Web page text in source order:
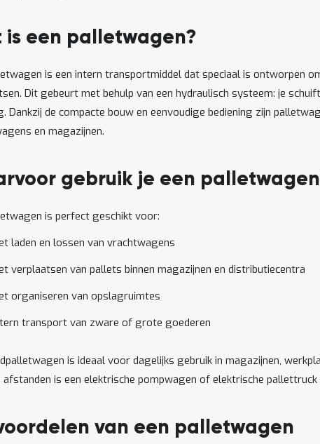
is een palletwagen?
is een intern transportmiddel dat speciaal is ontworpen
Dit gebeurt met behulp van een hydraulisch systeem: je
Dankzij de compacte bouw en eenvoudige bediening zijn
en magazijnen.
gebruik je een
is perfect geschikt voor:
laden en lossen van vrachtwagens
verplaatsen van pallets binnen magazijnen en distributiecentra
organiseren van opslagruimtes
transport van zware of grote goederen
is ideaal voor dagelijks gebruik in magazijnen,
is een elektrische pompwagen of elektrische pallettruck
van een palletwagen